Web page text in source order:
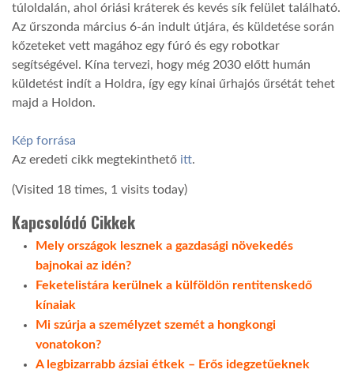
túloldalán, ahol óriási kráterek és kevés sík felület található.
Az űrszonda március 6-án indult útjára, és küldetése során
kőzeteket vett magához egy fúró és egy robotkar
segítségével. Kína tervezi, hogy még 2030 előtt humán
küldetést indít a Holdra, így egy kínai űrhajós űrsétát tehet
majd a Holdon.
Kép forrása
Az eredeti cikk megtekinthető itt.
(Visited 18 times, 1 visits today)
Kapcsolódó Cikkek
Mely országok lesznek a gazdasági növekedés
bajnokai az idén?
Feketelistára kerülnek a külföldön rentitenskedő
kínaiak
Mi szúrja a személyzet szemét a hongkongi
vonatokon?
A legbizarrabb ázsiai étkek – Erős idegzetűeknek